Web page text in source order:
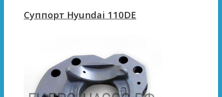
Суппорт Hyundai 110DE